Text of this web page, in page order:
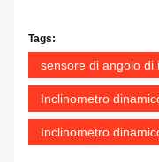
Tags:
sensore di angolo di
Inclinometro
Inclinometro